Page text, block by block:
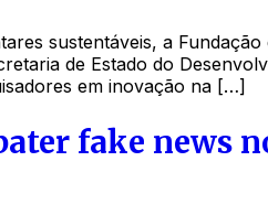
sustentáveis, a
de Estado do
em inovação na […]
fake news